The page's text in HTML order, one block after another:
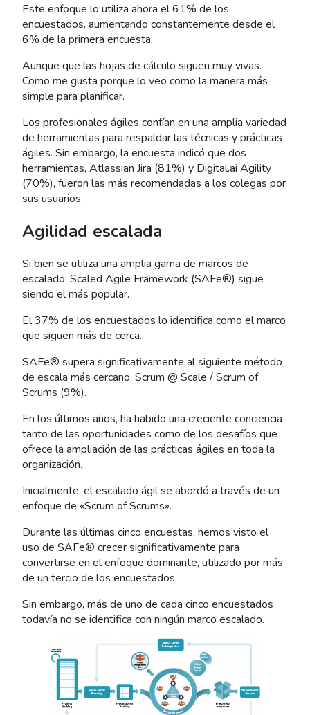
Este enfoque lo utiliza ahora el 61% de los
encuestados, aumentando constantemente desde el
6% de la primera encuesta.
Aunque que las hojas de cálculo siguen muy vivas.
Como me gusta porque lo veo como la manera más
simple para planificar.
Los profesionales ágiles confían en una amplia variedad
de herramientas para respaldar las técnicas y prácticas
ágiles. Sin embargo, la encuesta indicó que dos
herramientas, Atlassian Jira (81%) y Digital.ai Agility
(70%), fueron las más recomendadas a los colegas por
sus usuarios.
Agilidad escalada
Si bien se utiliza una amplia gama de marcos de
escalado, Scaled Agile Framework (SAFe®) sigue
siendo el más popular.
El 37% de los encuestados lo identifica como el marco
que siguen más de cerca.
SAFe® supera significativamente al siguiente método
de escala más cercano, Scrum @ Scale / Scrum of
Scrums (9%).
En los últimos años, ha habido una creciente conciencia
tanto de las oportunidades como de los desafíos que
ofrece la ampliación de las prácticas ágiles en toda la
organización.
Inicialmente, el escalado ágil se abordó a través de un
enfoque de «Scrum of Scrums».
Durante las últimas cinco encuestas, hemos visto el
uso de SAFe® crecer significativamente para
convertirse en el enfoque dominante, utilizado por más
de un tercio de los encuestados.
Sin embargo, más de uno de cada cinco encuestados
todavía no se identifica con ningún marco escalado.